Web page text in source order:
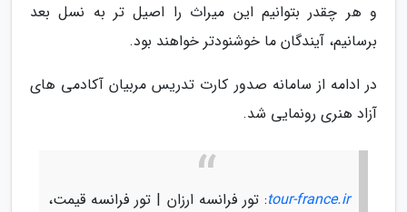
و هر چقدر بتوانیم این میراث را اصیل تر به نسل بعد
برسانیم، آیندگان ما خوشنودتر خواهند بود.
در ادامه از سامانه صدور کارت تدریس مربیان آکادمی های
آزاد هنری رونمایی شد.
tour-france.ir: تور فرانسه ارزان | تور فرانسه قیمت،